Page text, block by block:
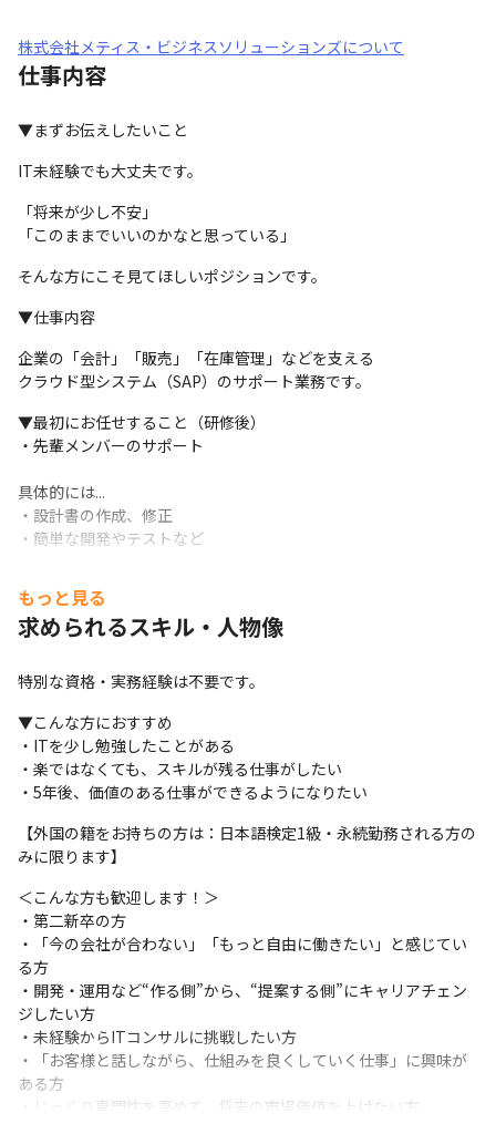
株式会社メティス・ビジネスソリューションズについて
仕事内容
▼まずお伝えしたいこと
IT未経験でも大丈夫です。
「将来が少し不安」
「このままでいいのかなと思っている」
そんな方にこそ見てほしいポジションです。
▼仕事内容
企業の「会計」「販売」「在庫管理」などを支える
クラウド型システム（SAP）のサポート業務です。
▼最初にお任せすること（研修後）
・先輩メンバーのサポート
具体的には...
・設計書の作成、修正
・簡単な開発やテストなど
・システムの改善提案
・ユーザーの業務フロー整理
・コンサル寄りの仕事への挑戦
▼キャリアイメージ
1年目：基礎研修＋実務サポート
2〜3年目：設計や開発の一部を担当
6年目以降：SAPコンサルタントへ
もっと見る
求められるスキル・人物像
特別な資格・実務経験は不要です。
▼こんな方におすすめ
・ITを少し勉強したことがある
・楽ではなくても、スキルが残る仕事がしたい
・5年後、価値のある仕事ができるようになりたい
【外国の籍をお持ちの方は：日本語検定1級・永続勤務される方の
みに限ります】
＜こんな方も歓迎します！＞
・第二新卒の方
・「今の会社が合わない」「もっと自由に働きたい」と感じてい
る方
・開発・運用など“作る側”から、“提案する側”にキャリアチェン
ジしたい方
・未経験からITコンサルに挑戦したい方
・「お客様と話しながら、仕組みを良くしていく仕事」に興味が
ある方
・じっくり専門性を高めて、将来の市場価値を上げたい方